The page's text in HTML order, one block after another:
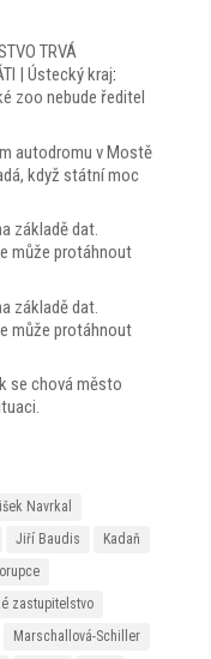
TRVÁ
| Ústecký kraj:
zoo nebude ředitel
autodromu v Mostě
když státní moc
základě dat.
může protáhnout
základě dat.
může protáhnout
se chová město
Navrkal
Jiří Baudis
Kadaň
zastupitelstvo
Marschallová-Schiller